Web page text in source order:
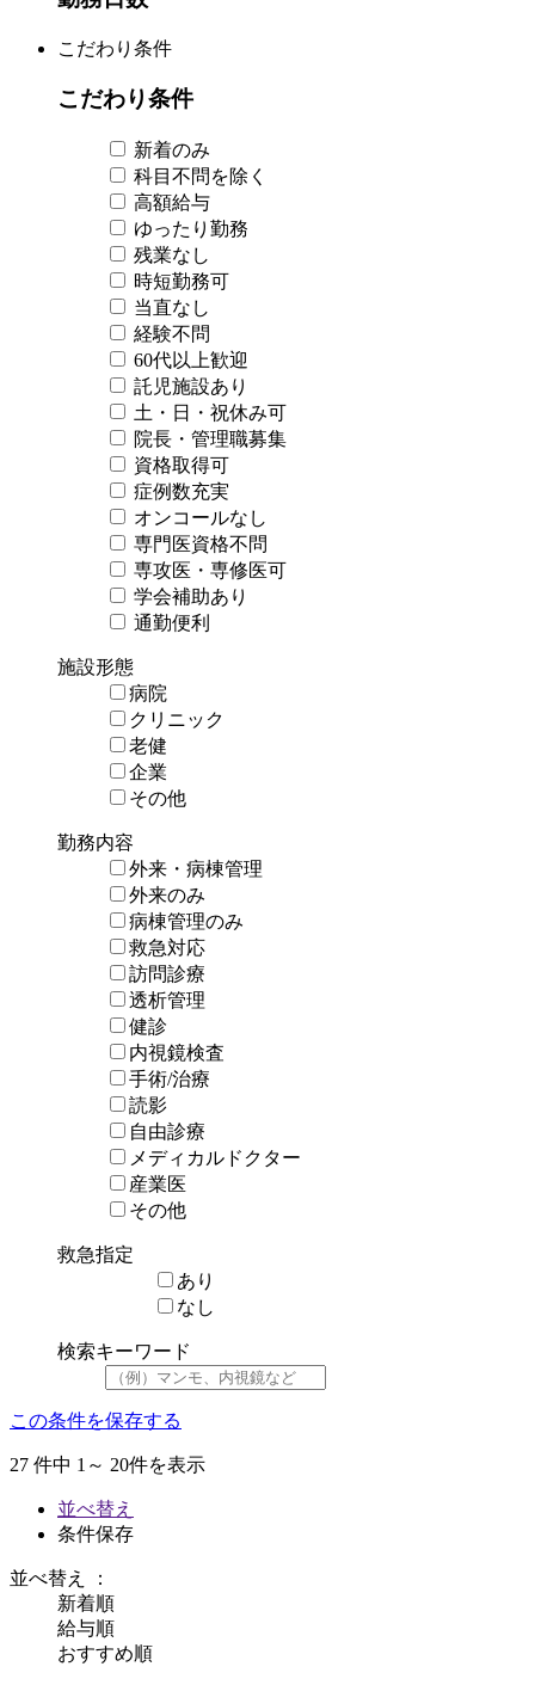
こだわり条件
こだわり条件
新着のみ
科目不問を除く
高額給与
ゆったり勤務
残業なし
時短勤務可
当直なし
経験不問
60代以上歓迎
託児施設あり
土・日・祝休み可
院長・管理職募集
資格取得可
症例数充実
オンコールなし
専門医資格不問
専攻医・専修医可
学会補助あり
通勤便利
施設形態
病院
クリニック
老健
企業
その他
勤務内容
外来・病棟管理
外来のみ
病棟管理のみ
救急対応
訪問診療
透析管理
健診
内視鏡検査
手術/治療
読影
自由診療
メディカルドクター
産業医
その他
救急指定
あり
なし
検索キーワード
この条件を保存する
27 件中 1～ 20件を表示
並べ替え
条件保存
並べ替え ：
新着順
給与順
おすすめ順